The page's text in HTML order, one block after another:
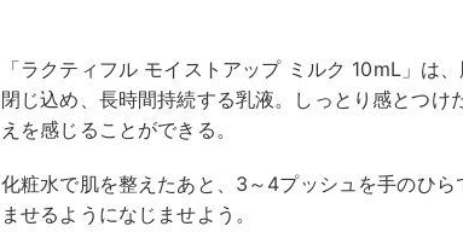
「ラクティフル モイストアップ ミルク 10mL」は
閉じ込め、長時間持続する乳液。しっとり感とつけ
えを感じることができる。
化粧水で肌を整えたあと、3～4プッシュを手のひ
ませるようになじませよう。